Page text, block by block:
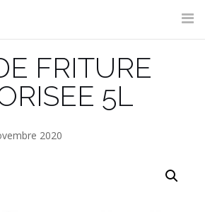
SITE
FRITURE
5L
2020